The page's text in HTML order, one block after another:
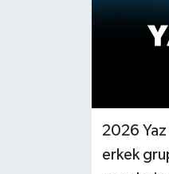
2026 Yaz
erkek